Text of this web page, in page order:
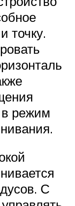
точку.
в режим
С